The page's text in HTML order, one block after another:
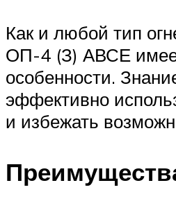
Как и любой тип
ОП-4 (З) АВСЕ
особенности.
эффективно
и избежать